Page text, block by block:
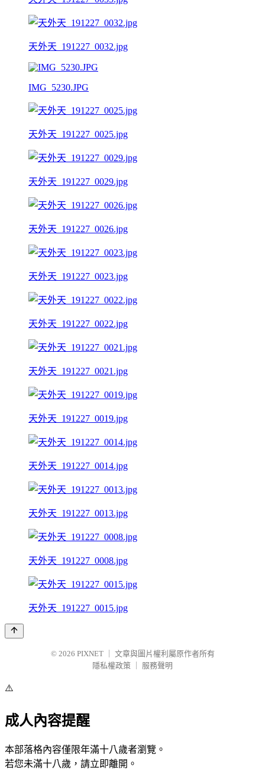
天外天_191227_0032.jpg
IMG_5230.JPG
天外天_191227_0025.jpg
天外天_191227_0029.jpg
天外天_191227_0026.jpg
天外天_191227_0023.jpg
天外天_191227_0022.jpg
天外天_191227_0021.jpg
天外天_191227_0019.jpg
天外天_191227_0014.jpg
天外天_191227_0013.jpg
天外天_191227_0008.jpg
天外天_191227_0015.jpg
© 2026 PIXNET
文章與圖片權利屬原作者所有
隱私權政策
服務聲明
⚠️
成人內容提醒
本部落格內容僅限年滿十八歲者瀏覽。
若您未滿十八歲，請立即離開。